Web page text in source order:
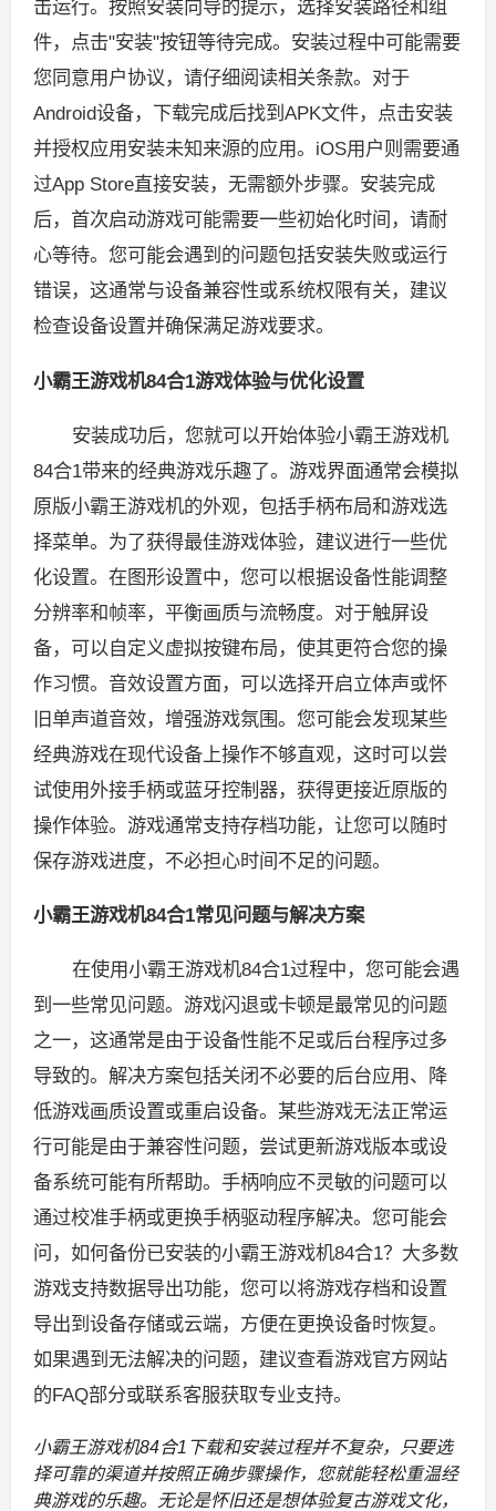
击运行。按照安装向导的提示，选择安装路径和组
件，点击"安装"按钮等待完成。安装过程中可能需要
您同意用户协议，请仔细阅读相关条款。对于
Android设备，下载完成后找到APK文件，点击安装
并授权应用安装未知来源的应用。iOS用户则需要通
过App Store直接安装，无需额外步骤。安装完成
后，首次启动游戏可能需要一些初始化时间，请耐
心等待。您可能会遇到的问题包括安装失败或运行
错误，这通常与设备兼容性或系统权限有关，建议
检查设备设置并确保满足游戏要求。
小霸王游戏机84合1游戏体验与优化设置
安装成功后，您就可以开始体验小霸王游戏机
84合1带来的经典游戏乐趣了。游戏界面通常会模拟
原版小霸王游戏机的外观，包括手柄布局和游戏选
择菜单。为了获得最佳游戏体验，建议进行一些优
化设置。在图形设置中，您可以根据设备性能调整
分辨率和帧率，平衡画质与流畅度。对于触屏设
备，可以自定义虚拟按键布局，使其更符合您的操
作习惯。音效设置方面，可以选择开启立体声或怀
旧单声道音效，增强游戏氛围。您可能会发现某些
经典游戏在现代设备上操作不够直观，这时可以尝
试使用外接手柄或蓝牙控制器，获得更接近原版的
操作体验。游戏通常支持存档功能，让您可以随时
保存游戏进度，不必担心时间不足的问题。
小霸王游戏机84合1常见问题与解决方案
在使用小霸王游戏机84合1过程中，您可能会遇
到一些常见问题。游戏闪退或卡顿是最常见的问题
之一，这通常是由于设备性能不足或后台程序过多
导致的。解决方案包括关闭不必要的后台应用、降
低游戏画质设置或重启设备。某些游戏无法正常运
行可能是由于兼容性问题，尝试更新游戏版本或设
备系统可能有所帮助。手柄响应不灵敏的问题可以
通过校准手柄或更换手柄驱动程序解决。您可能会
问，如何备份已安装的小霸王游戏机84合1？大多数
游戏支持数据导出功能，您可以将游戏存档和设置
导出到设备存储或云端，方便在更换设备时恢复。
如果遇到无法解决的问题，建议查看游戏官方网站
的FAQ部分或联系客服获取专业支持。
小霸王游戏机84合1下载和安装过程并不复杂，只要选
择可靠的渠道并按照正确步骤操作，您就能轻松重温经
典游戏的乐趣。无论是怀旧还是想体验复古游戏文化，